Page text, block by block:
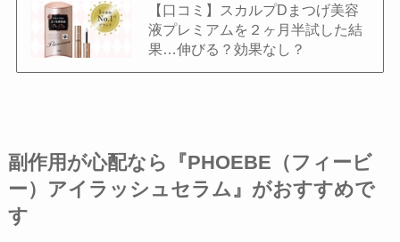
【口コミ】スカルプDまつげ美容
液プレミアムを２ヶ月半試した結
果…伸びる？効果なし？
副作用が心配なら『PHOEBE（フィービ
ー）アイラッシュセラム』がおすすめで
す